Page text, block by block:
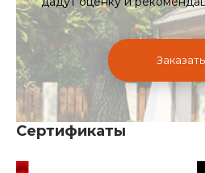
Заказать
Сертификаты